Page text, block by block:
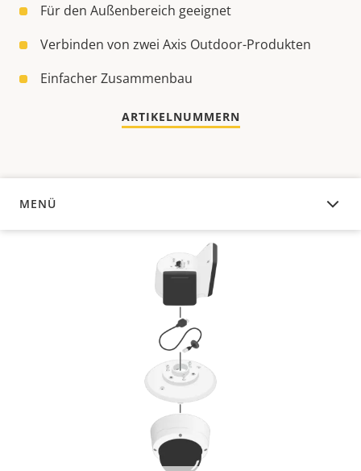
Für den Außenbereich geeignet
Verbinden von zwei Axis Outdoor-Produkten
Einfacher Zusammenbau
ARTIKELNUMMERN
MENÜ
ÜBERSICHT